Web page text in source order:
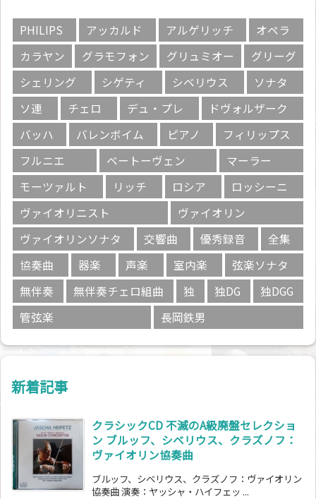
PHILIPS アッカルド アルゲリッチ
オペラ
カラヤン
グラモフォン グリュミオー
グリーグ
シェリング
シゲティ シベリウス
ソナタ
ソ連
チェロ デュ・プレ
ドヴォルザーク
バッハ
バレンボイム ピアノ
フィリップス
フルニエ
ベートーヴェン
マーラー
モーツァルト
リッチ ロシア
ロッシーニ
ヴァイオリニスト
ヴァイオリン
ヴァイオリンソナタ
交響曲 優秀録音
全集
協奏曲
器楽 声楽 室内楽
弦楽ソナタ
無伴奏
無伴奏チェロ組曲 独 独DG
独DGG
管弦楽
長岡鉄男
新着記事
クラシックCD 不滅のA級廃盤セレクショ
ン ブルッフ、シベリウス、クラズノフ：
ヴァイオリン協奏曲
ブルッフ、シベリウス、クラズノフ：ヴァイオリン
協奏曲 演奏：ヤッシャ・ハイフェッ ...